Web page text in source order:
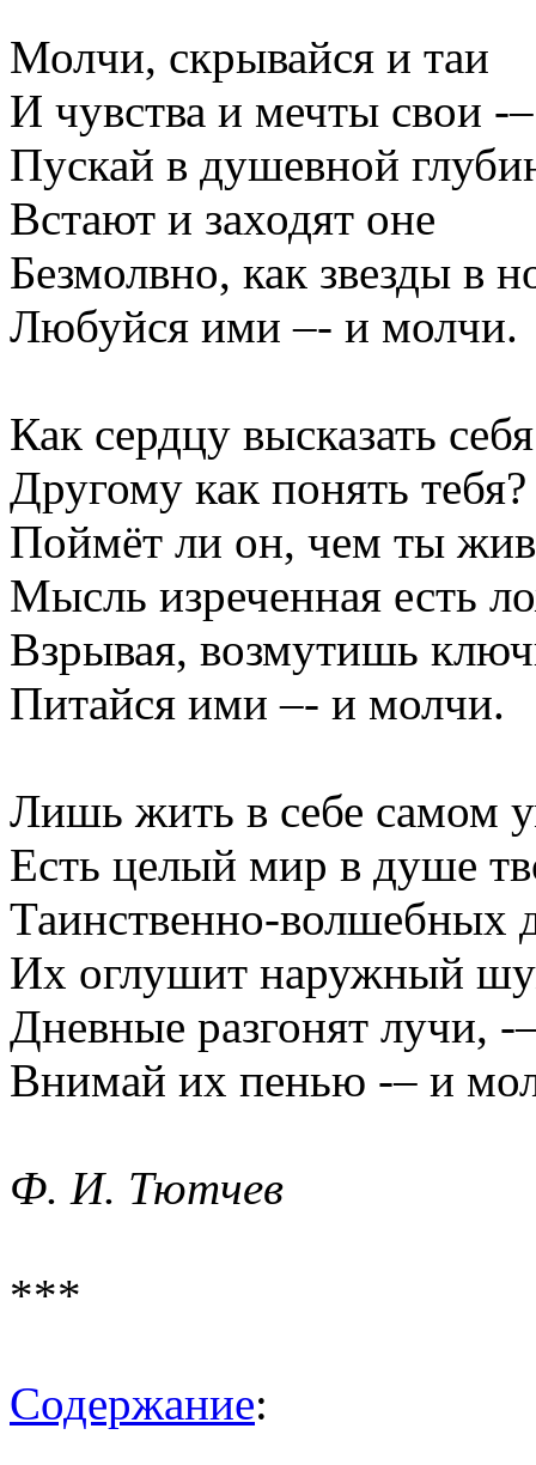
Молчи, скрывайся и таи
И чувства и мечты свои -–
Пускай в душевной
Встают и заходят оне
Безмолвно, как звезды в
Любуйся ими –- и молчи.
Как сердцу высказать
Другому как понять тебя?
Поймёт ли он, чем ты
Мысль изреченная есть
Взрывая, возмутишь
Питайся ими –- и молчи.
Лишь жить в себе самом
Есть целый мир в душе
Таинственно-волшебных
Их оглушит наружный
Дневные разгонят лучи, -
Внимай их пенью -– и
Ф. И. Тютчев
***
Содержание: